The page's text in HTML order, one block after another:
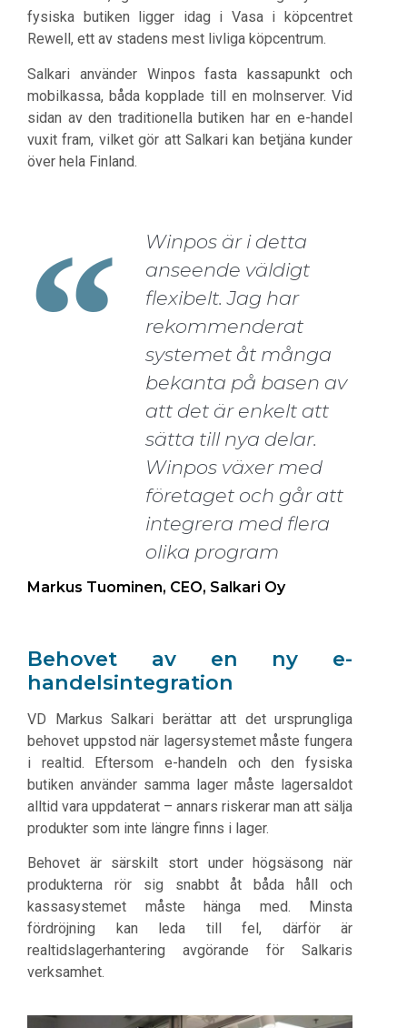
fysiska butiken ligger idag i Vasa i köpcentret
Rewell, ett av stadens mest livliga köpcentrum.
Salkari använder Winpos fasta kassapunkt och
mobilkassa, båda kopplade till en molnserver. Vid
sidan av den traditionella butiken har en e-handel
vuxit fram, vilket gör att Salkari kan betjäna kunder
över hela Finland.
Winpos är i detta
anseende väldigt
flexibelt. Jag har
rekommenderat
systemet åt många
bekanta på basen av
att det är enkelt att
sätta till nya delar.
Winpos växer med
företaget och går att
integrera med flera
olika program
Markus Tuominen, CEO, Salkari Oy
Behovet av en ny e-
handelsintegration
VD Markus Salkari berättar att det ursprungliga
behovet uppstod när lagersystemet måste fungera
i realtid. Eftersom e-handeln och den fysiska
butiken använder samma lager måste lagersaldot
alltid vara uppdaterat – annars riskerar man att sälja
produkter som inte längre finns i lager.
Behovet är särskilt stort under högsäsong när
produkterna rör sig snabbt åt båda håll och
kassasystemet måste hänga med. Minsta
fördröjning kan leda till fel, därför är
realtidslagerhantering avgörande för Salkaris
verksamhet.